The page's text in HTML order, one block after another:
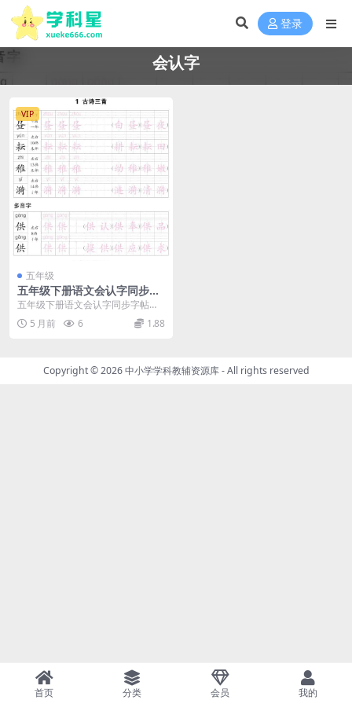
登录
会认字
VIP
五年级
五年级下册语文会认字同步字
帖：描帖练习电子版资料汇总
五年级下册语文会认字同步字帖：
描帖练习电子版 进入小学五年级下
学期，语文生字的识...
5 月前 6 1.88
Copyright © 2026中小学学科教辅资源库- All rights reserved
首页 分类 会员 我的